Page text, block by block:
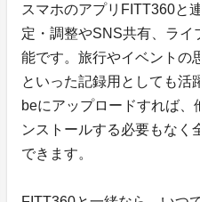
スマホのアプリFITT360と
定・調整やSNS共有、ラ
能です。旅行やイベントの
といった記録用としても活
beにアップロードすれば、
ンストールする必要もなく
できます。